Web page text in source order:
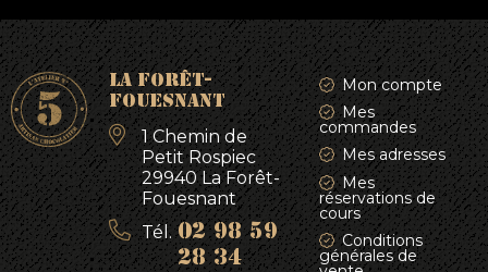
LA FORÊT-
FOUESNANT
1 Chemin de
Petit Rospiec
29940 La Forêt-
Fouesnant
Tél. 02 98 59
28 34
Mon compte
Mes
commandes
Mes adresses
Mes
réservations de
cours
Conditions
générales de